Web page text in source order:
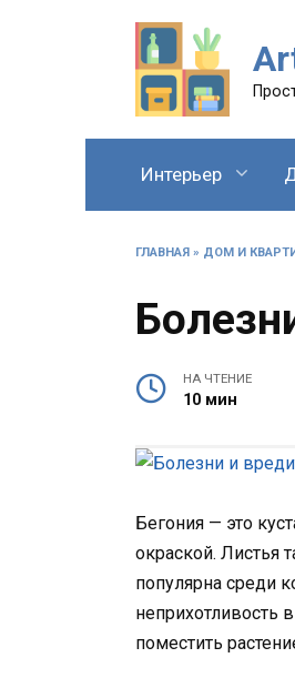
Интерьер
ГЛАВНАЯ » ДОМ И
НА ЧТЕНИЕ
10 мин
Бегония — это
окраской. Листья
популярна среди
неприхотливость
поместить